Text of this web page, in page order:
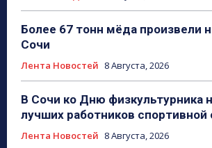
Более 67 тонн мёда произвели
Сочи
Лента Новостей 8 Августа, 2026
В Сочи ко Дню физкультурника
лучших работников спортивной
Лента Новостей 8 Августа, 2026